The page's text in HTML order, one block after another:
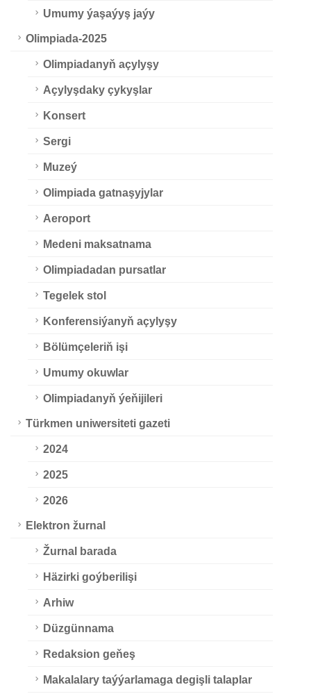
Umumy ýaşaýyş jaýy
Olimpiada-2025
Olimpiadanyň açylyşy
Açylyşdaky çykyşlar
Konsert
Sergi
Muzeý
Olimpiada gatnaşyjylar
Aeroport
Medeni maksatnama
Olimpiadadan pursatlar
Tegelek stol
Konferensiýanyň açylyşy
Bölümçeleriň işi
Umumy okuwlar
Olimpiadanyň ýeňijileri
Türkmen uniwersiteti gazeti
2024
2025
2026
Elektron žurnal
Žurnal barada
Häzirki goýberilişi
Arhiw
Düzgünnama
Redaksion geňeş
Makalalary taýýarlamaga degişli talaplar